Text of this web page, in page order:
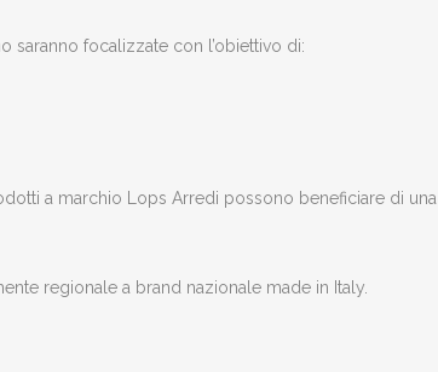
saranno focalizzate con l’obiettivo di:
a marchio Lops Arredi possono beneficiare di una
regionale a brand nazionale made in Italy.